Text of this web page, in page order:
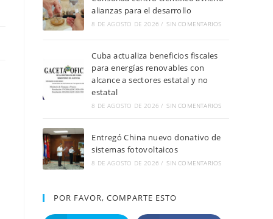
alianzas para el desarrollo
8 DE AGOSTO DE 2026 / SIN COMENTARIOS
Cuba actualiza beneficios fiscales
para energías renovables con
alcance a sectores estatal y no
estatal
8 DE AGOSTO DE 2026 / SIN COMENTARIOS
Entregó China nuevo donativo de
sistemas fotovoltaicos
8 DE AGOSTO DE 2026 / SIN COMENTARIOS
POR FAVOR, COMPARTE ESTO